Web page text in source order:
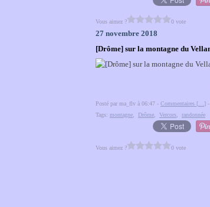
Vous aimez ? 0 vote
27 novembre 2018
[Drôme] sur la montagne du
Posté par ma_flv à 06:47 - Commentaires [ ]
Tags: montagne Drôme Vercors randonnée
Vous aimez ? 0 vote